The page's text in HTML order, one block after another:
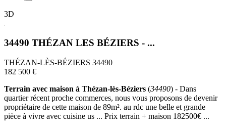
3D
34490 THÉZAN LES BÉZIERS - ...
THÉZAN-LÈS-BÉZIERS 34490
182 500 €
Terrain avec maison à Thézan-lès-Béziers (34490) - Dans
quartier récent proche commerces, nous vous proposons de devenir
propriétaire de cette maison de 89m². au rdc une belle et grande
pièce à vivre avec cuisine us ... Prix terrain + maison 182500€ ...